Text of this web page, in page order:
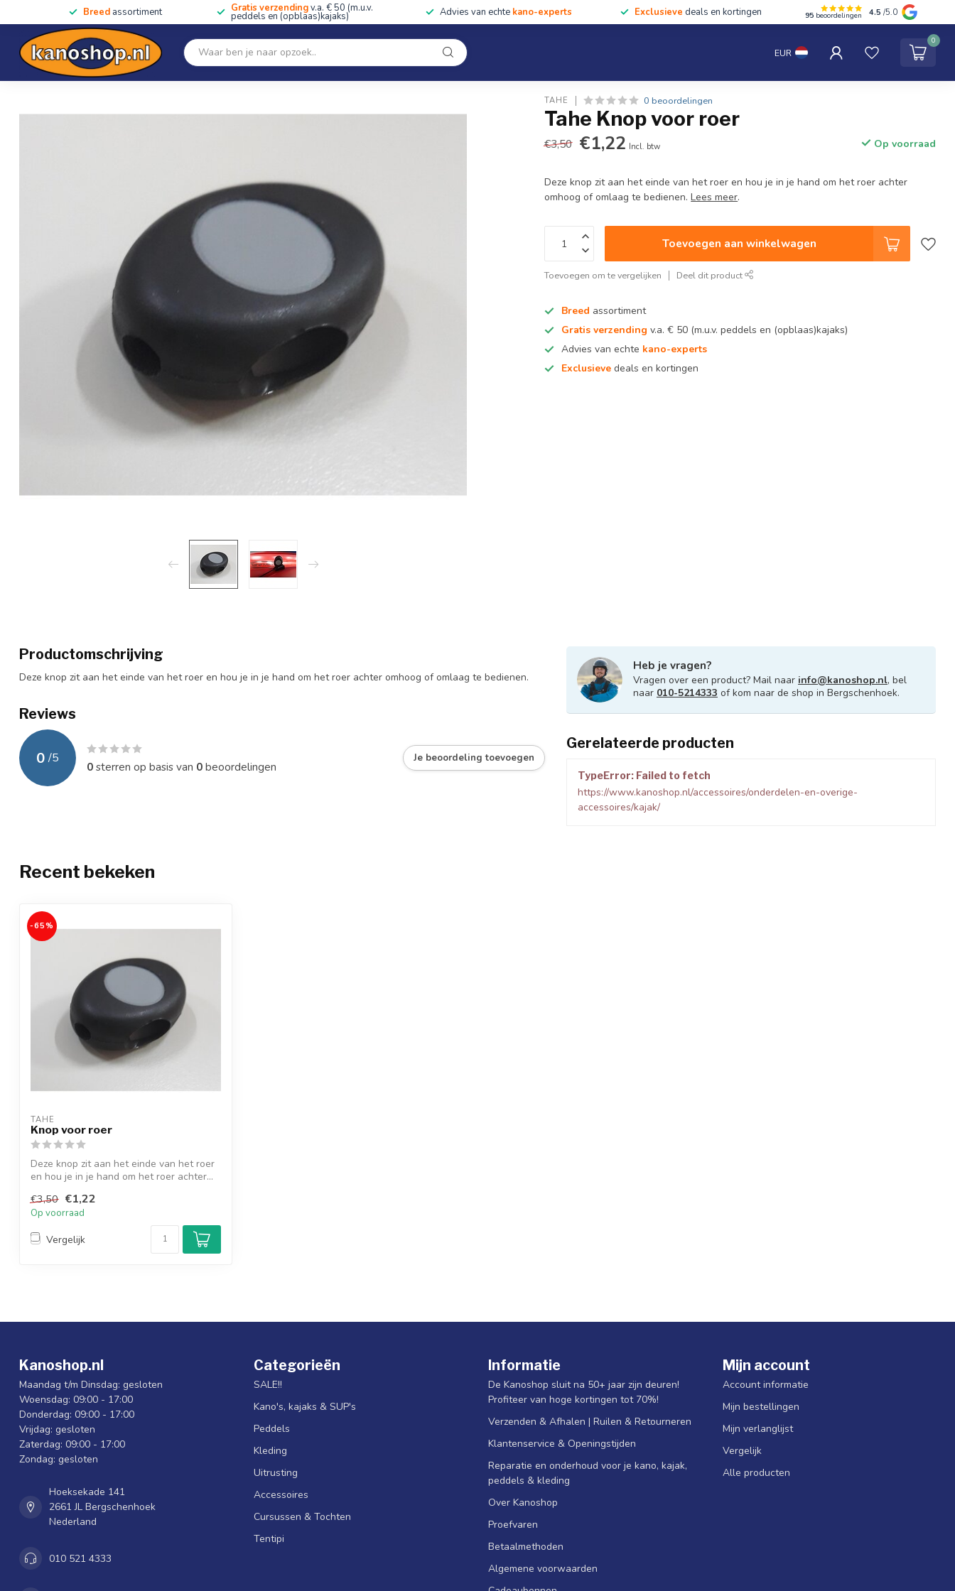
Breed assortiment Gratis verzendingv.a. € 50 (m.u.v.
peddels en (opblaas)kajaks) Advies van echte kano-experts Exclusieve deals en kortingen 95 beoordelingen 4.5 /5.0
EUR
0
SALE!! Kano's, kajaks & SUP's Peddels Kleding Uitrusting Accessoires Cursussen & Tochten Tentipi Blog Spaar punten
Contact
Onze winkel
Home Knop voor roer
TAHE 0 beoordelingen
Tahe Knop voor roer
€3,50 €1,22 Incl. btw Op voorraad
Deze knop zit aan het einde van het roer en hou je in je hand om het roer achter
omhoog of omlaag te bedienen.Lees meer.
Toevoegen aan winkelwagen
Toevoegen om te vergelijken Deel dit product
Breed assortiment
Gratis verzending v.a. € 50 (m.u.v. peddels en (opblaas)kajaks)
Advies van echte kano-experts
Exclusieve deals en kortingen
Productomschrijving
Deze knop zit aan het einde van het roer en hou je in je hand om het roer achter omhoog of omlaag te bedienen.
Reviews
0 /5
0sterren op basis van 0beoordelingen
Je beoordeling toevoegen
Heb je vragen?
Vragen over een product? Mail naar info@kanoshop.nl, bel
naar 010-5214333 of kom naar de shop in Bergschenhoek.
Gerelateerde producten
TypeError: Failed to fetch
https://www.kanoshop.nl/accessoires/onderdelen-en-overige-
accessoires/kajak/
Recent bekeken
-65%
TAHE
Knop voor roer
Deze knop zit aan het einde van het roer
en hou je in je hand om het roer achter...
€3,50 €1,22
Op voorraad
Vergelijk
Kanoshop.nl
Maandag t/m Dinsdag: gesloten
Woensdag: 09:00 - 17:00
Donderdag: 09:00 - 17:00
Vrijdag: gesloten
Zaterdag: 09:00 - 17:00
Zondag: gesloten
Hoeksekade 141
2661 JL Bergschenhoek
Nederland
010 521 4333
Categorieën
SALE!!
Kano's, kajaks & SUP's
Peddels
Kleding
Uitrusting
Accessoires
Cursussen & Tochten
Tentipi
Informatie
De Kanoshop sluit na 50+ jaar zijn deuren!
Profiteer van hoge kortingen tot 70%!
Verzenden & Afhalen | Ruilen & Retourneren
Klantenservice & Openingstijden
Reparatie en onderhoud voor je kano, kajak,
peddels & kleding
Over Kanoshop
Proefvaren
Betaalmethoden
Algemene voorwaarden
Mijn account
Account informatie
Mijn bestellingen
Mijn verlanglijst
Vergelijk
Alle producten